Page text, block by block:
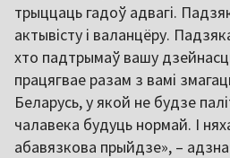
трыццаць гадоў адвагі.
актывісту і валанцёру.
хто падтрымаў вашу
працягвае разам з вамі
Беларусь, у якой не будзе
чалавека будуць нормай. І
абавязкова прыйдзе», –